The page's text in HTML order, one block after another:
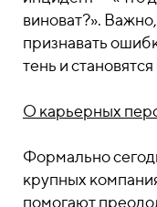
виноват?».
признавать
тень и
О карьерных
Формально
крупных
помогают